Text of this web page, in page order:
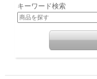
キーワード検索